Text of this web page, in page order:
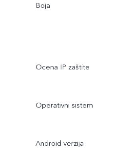
Boja
Ocena IP zaštite
Operativni sistem
Android verzija